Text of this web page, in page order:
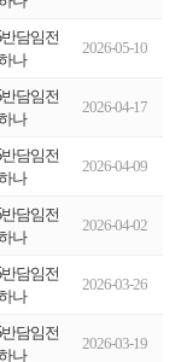
담임전
나
2026-05-10
담임전
나
2026-04-17
담임전
나
2026-04-09
담임전
나
2026-04-02
담임전
나
2026-03-26
담임전
나
2026-03-19